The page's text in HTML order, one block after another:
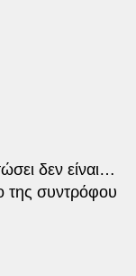
δεν είναι…
της συντρόφου